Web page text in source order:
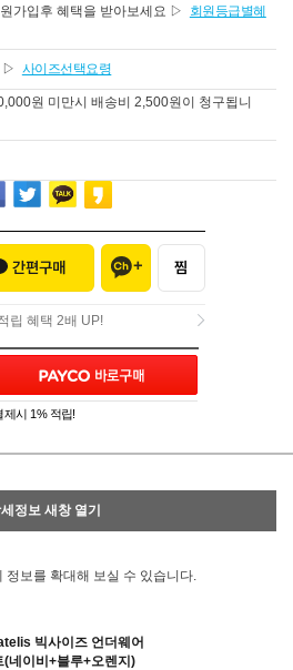
가입후 혜택을 받아보세요 ▷
회원등급별혜
▷ 사이즈선택요령
원 미만시 배송비 2,500원이 청구됩니
립 혜택 2배 UP!
립 혜택 2배 UP!
제시 1% 적립!
정보 새창 열기
정보를 확대해 보실 수 있습니다.
빅사이즈 언더웨어
(네이비+블루+오렌지)